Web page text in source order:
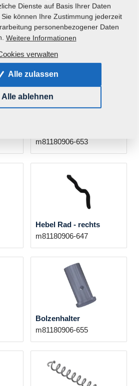
-
Andrückrad
m81200406-420
m81180906-653
Hebel Rad - rechts
m81180906-647
Bolzenhalter
m81180906-655
Dienste auf Basis Ihrer Daten
können Ihre Zustimmung jederzeit
personenbezogener Daten
Weitere Informationen
verwalten
Alle zulassen
Alle ablehnen